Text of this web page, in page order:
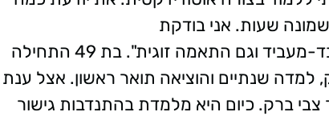
שמונה שעות. אני בודקת
חוזקות-יכולות-חולשות, וגם התאמות של עובד-מעביד וגם התאמה זוגית". בת 49 התחילה
למדה שנתיים והוציאה תואר ראשון. אצל ענת
ברק. כיום היא מלמדת בהתנדבות גישור